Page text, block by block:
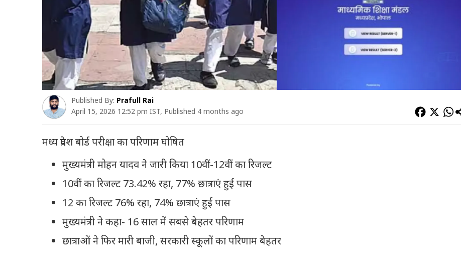
Published By: Prafull Rai
April 15, 2026 12:52 pm IST, Published 4 months ago
मध्य प्रदेश बोर्ड परीक्षा का परिणाम घोषित
मुख्यमंत्री मोहन यादव ने जारी किया 10वीं-12वीं का रिजल्ट
10वीं का रिजल्ट 73.42% रहा, 77% छात्राएं हुईं पास
12 का रिजल्ट 76% रहा, 74% छात्राएं हुईं पास
मुख्यमंत्री ने कहा- 16 साल में सबसे बेहतर परिणाम
छात्राओं ने फिर मारी बाजी, सरकारी स्कूलों का परिणाम बेहतर